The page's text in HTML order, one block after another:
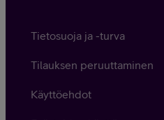
Tietosuoja ja -turva
Tilauksen peruuttaminen
Käyttöehdot